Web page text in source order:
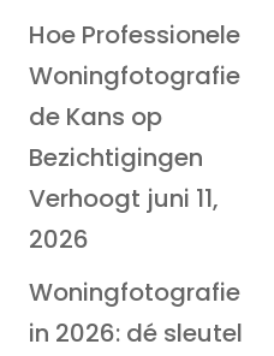
Hoe Professionele
Woningfotografie
de Kans op
Bezichtigingen
Verhoogt juni 11,
2026
Woningfotografie
in 2026: dé sleutel